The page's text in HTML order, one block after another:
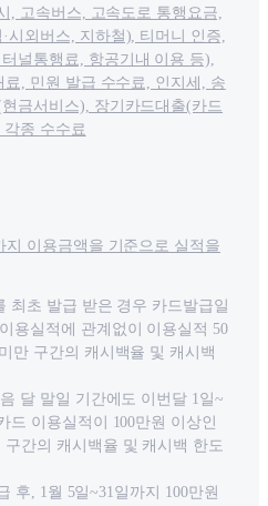
, 고속버스, 고속도로 통행요금,
시외버스, 지하철), 티머니 인증,
널통행료, 항공기내 이용 등),
료, 민원 발급 수수료, 인지세, 송
금서비스), 장기카드대출(카드
종 수수료
지 이용금액을 기준으로 실적을
최초 발급 받은 경우 카드발급일
용실적에 관계없이 이용실적 50
만 구간의 캐시백율 및 캐시백
달 말일 기간에도 이번달 1일~
드 이용실적이 100만원 이상인
구간의 캐시백율 및 캐시백 한도
후, 1월 5일~31일까지 100만원